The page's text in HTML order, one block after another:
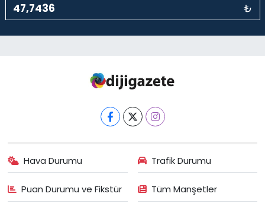
₺
Hava Durumu Trafik Durumu
Puan Durumu ve Fikstür Tüm Manşetler